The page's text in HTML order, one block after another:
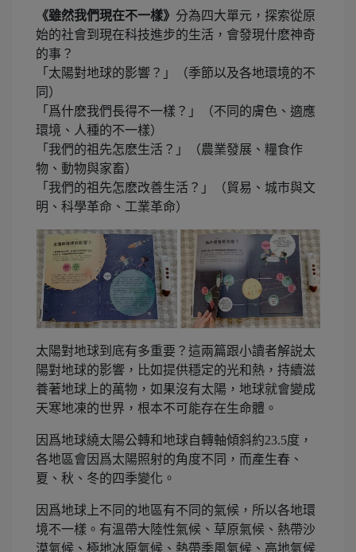
《雖然我們現在不一樣》 分為四大單元，探索從原
始的社會到現在科技進步的生活，會發現什麽神奇
的事？
「太陽對地球的影響？」（季節以及各地環境的不
同）
「爲什麽我們長得不一樣？」（不同的膚色、適應
環境、人種的不一樣）
「我們的祖先怎麽生活？」（農業發展、糧食作
物、動物與家畜）
「我們的祖先怎麽改善生活？」（貿易、城市與文
明、科學革命、工業革命）
太陽對地球到底有多重要？這兩篇跟小讀者解説太
陽對地球的影響，比如提供穩定的光和熱，持續滋
養著地球上的萬物，如果沒有太陽，地球就會變成
天寒地凍的世界，根本不可能存在生命體。
因爲地球繞太陽公轉和地球自轉軸傾斜約23.5度，
各地區會因爲太陽照射的角度不同，而產生春、
夏、秋、冬的四季變化。
因爲地球上不同的地區有不同的氣候，所以各地環
境不一樣。有溫帶大陸性氣候、草原氣候、熱帶沙
漠氣候、極地冰原氣候、熱帶季風氣候、高地氣候